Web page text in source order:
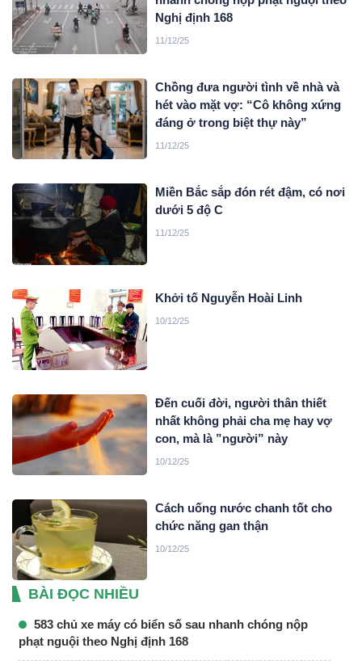
Nghị định 168
11/12/25
Chồng đưa người tình về nhà và
hét vào mặt vợ: “Cô không xứng
đáng ở trong biệt thự này”
11/12/25
Miền Bắc sắp đón rét đậm, có nơi
dưới 5 độ C
11/12/25
Khởi tố Nguyễn Hoài Linh
10/12/25
Đến cuối đời, người thân thiết
nhất không phải cha mẹ hay vợ
con, mà là ”người” này
10/12/25
Cách uống nước chanh tốt cho
chức năng gan thận
10/12/25
BÀI ĐỌC NHIỀU
583 chủ xe máy có biển số sau nhanh chóng nộp
phạt nguội theo Nghị định 168